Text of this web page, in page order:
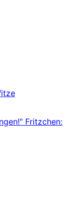
Fritzchen: